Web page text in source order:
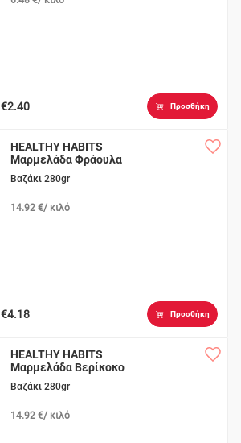
€2.40 Προσθήκη
HEALTHY HABITS
Μαρμελάδα Φράουλα
Βαζάκι 280gr
14.92 €/ κιλό
€4.18 Προσθήκη
HEALTHY HABITS
Μαρμελάδα Βερίκοκο
Βαζάκι 280gr
14.92 €/ κιλό